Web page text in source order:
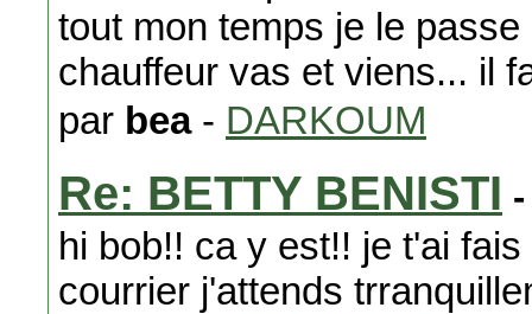
tout mon temps je le
chauffeur vas et viens... il
par bea- DARKOUM
Re: BETTY BENISTI
hi bob!! ca y est!! je t'ai
courrier j'attends